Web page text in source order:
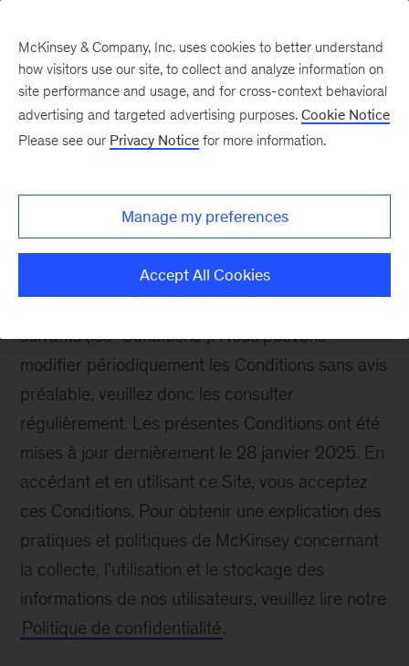
Conditions d’utilisation
ou "nous") fournissent le contenu de leurs sites
présentes conditions d'utilisation (le "Site") sous
suivants (les "Conditions"). Nous pouvons
modifier périodiquement les Conditions sans avis
préalable, veuillez donc les consulter
régulièrement. Les présentes Conditions ont été
mises à jour dernièrement le 28 janvier 2025. En
accédant et en utilisant ce Site, vous acceptez
ces Conditions. Pour obtenir une explication des
pratiques et politiques de McKinsey concernant
la collecte, l'utilisation et le stockage des
informations de nos utilisateurs, veuillez lire notre
Politique de confidentialité.
McKinsey & Company, Inc. uses cookies to better understand
how visitors use our site, to collect and analyze information on
site performance and usage, and for cross-context behavioral
advertising and targeted advertising purposes. Cookie Notice
Please see our Privacy Notice for more information.
Manage my preferences
Accept All Cookies